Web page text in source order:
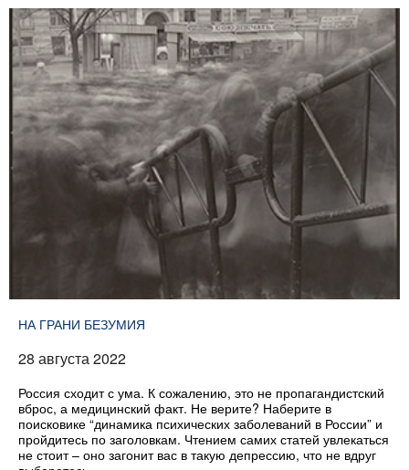
НА ГРАНИ БЕЗУМИЯ
28 августа 2022
Россия сходит с ума. К сожалению, это не пропагандистский
вброс, а медицинский факт. Не верите? Наберите в
поисковике “динамика психических заболеваний в России” и
пройдитесь по заголовкам. Чтением самих статей увлекаться
не стоит – оно загонит вас в такую депрессию, что не вдруг